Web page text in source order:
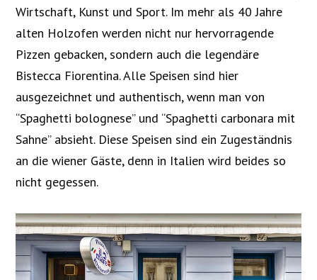
Wirtschaft, Kunst und Sport. Im mehr als 40 Jahre
alten Holzofen werden nicht nur hervorragende
Pizzen gebacken, sondern auch die legendäre
Bistecca Fiorentina. Alle Speisen sind hier
ausgezeichnet und authentisch, wenn man von
“Spaghetti bolognese” und “Spaghetti carbonara mit
Sahne” absieht. Diese Speisen sind ein Zugeständnis
an die wiener Gäste, denn in Italien wird beides so
nicht gegessen.